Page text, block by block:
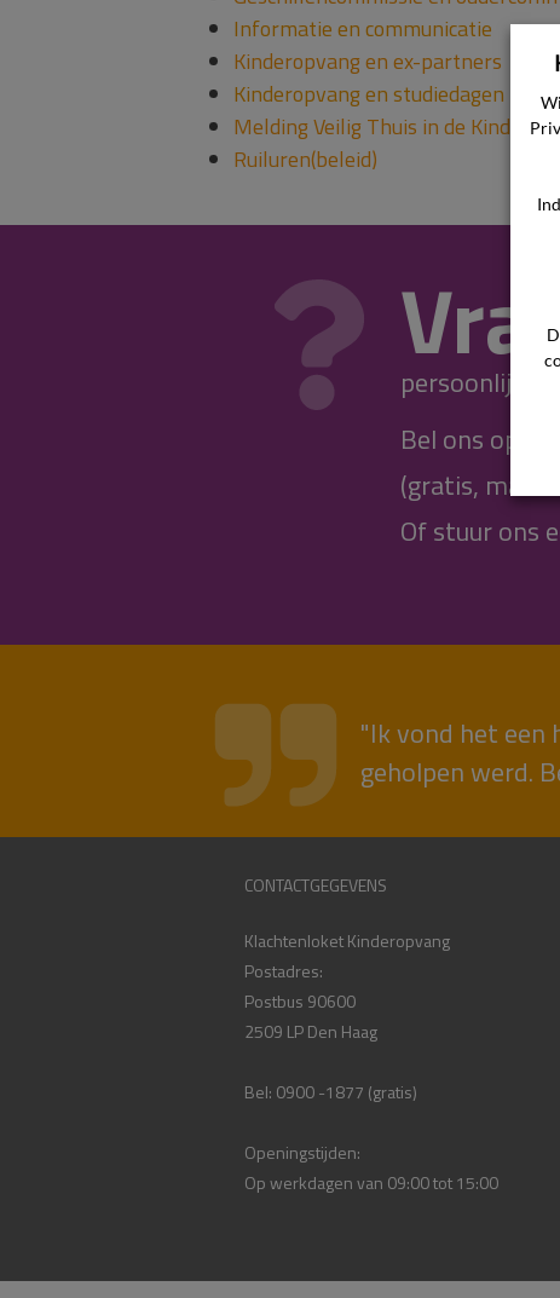
Informatie en communicatie
Kinderopvang en ex-partners
Kinderopvang en studiedagen
Melding Veilig Thuis in de
Ruiluren(beleid)
persoonlijk.
Bel ons op
(gratis,
Of stuur ons
"Ik vond het een
geholpen werd.
CONTACTGEGEVENS
Klachtenloket Kinderopvang
Postadres:
Postbus 90600
2509 LP Den Haag
Bel: 0900 -1877 (gratis)
Openingstijden:
Op werkdagen van 09:00 tot 15:00